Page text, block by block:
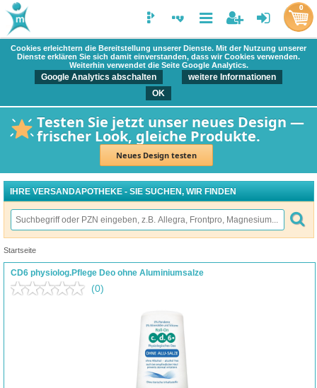
Cookies erleichtern die Bereitstellung unserer Dienste. Mit der Nutzung unserer
Dienste erklären Sie sich damit einverstanden, dass wir Cookies verwenden.
Weiterhin verwendet die Seite Google Analytics.
Google Analytics abschalten
weitere Informationen
OK
Testen Sie jetzt unser neues Design —
frischer Look, gleiche Produkte.
Neues Design testen
0
IHRE VERSANDAPOTHEKE - SIE SUCHEN, WIR FINDEN
Startseite
CD6 physiolog.Pflege Deo ohne Aluminiumsalze
(0)